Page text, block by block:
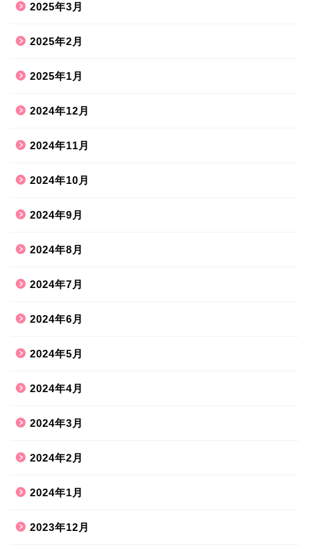
2025年3月
2025年2月
2025年1月
2024年12月
2024年11月
2024年10月
2024年9月
2024年8月
2024年7月
2024年6月
2024年5月
2024年4月
2024年3月
2024年2月
2024年1月
2023年12月